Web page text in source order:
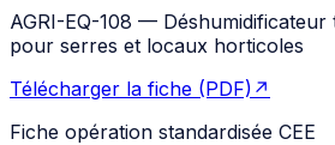
AGRI-EQ-108 —
pour serres et locaux horticoles
Télécharger la fiche (PDF) ↗
Fiche opération standardisée CEE